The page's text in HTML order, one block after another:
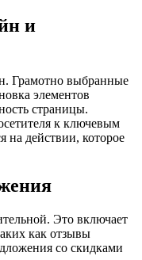
и
Грамотно выбранные
элементов
страницы.
к ключевым
на действии, которое
Это включает
как отзывы
со скидками